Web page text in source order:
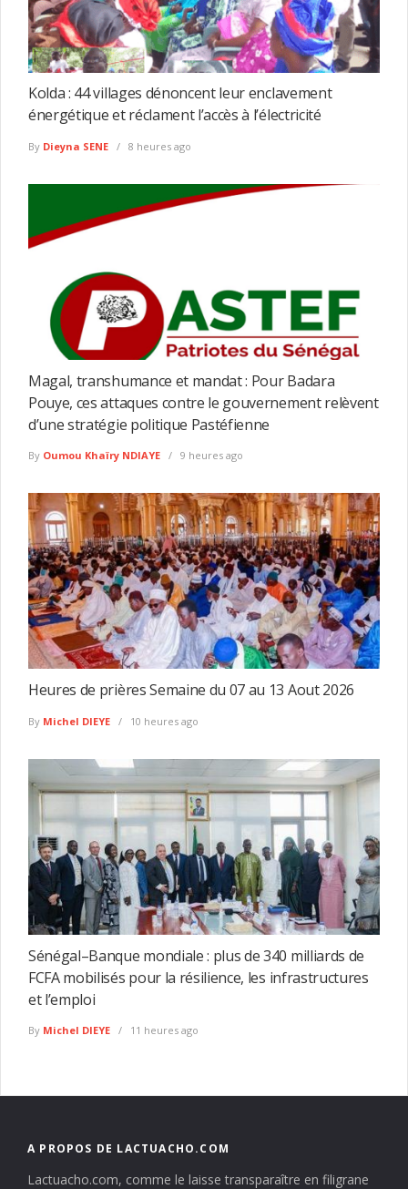
Kolda : 44 villages dénoncent leur enclavement
énergétique et réclament l’accès à l’électricité
By Dieyna SENE 8 heures ago
Magal, transhumance et mandat : Pour Badara
Pouye, ces attaques contre le gouvernement relèvent
d’une stratégie politique Pastéfienne
By Oumou Khaïry NDIAYE 9 heures ago
Heures de prières Semaine du 07 au 13 Aout 2026
By Michel DIEYE 10 heures ago
Sénégal–Banque mondiale : plus de 340 milliards de
FCFA mobilisés pour la résilience, les infrastructures
et l’emploi
By Michel DIEYE 11 heures ago
A PROPOS DE LACTUACHO.COM
Lactuacho.com, comme le laisse transparaître en filigrane